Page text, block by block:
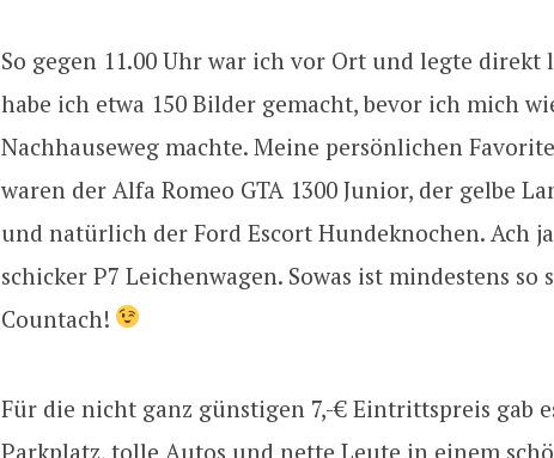
So gegen 11.00 Uhr war ich vor Ort und legte direkt
habe ich etwa 150 Bilder gemacht, bevor ich mich
Nachhauseweg machte. Meine persönlichen
waren der Alfa Romeo GTA 1300 Junior, der gelbe
und natürlich der Ford Escort Hundeknochen. Ach
schicker P7 Leichenwagen. Sowas ist mindestens so
Countach!
Für die nicht ganz günstigen 7,-€ Eintrittspreis gab
Parkplatz, tolle Autos und nette Leute in einem